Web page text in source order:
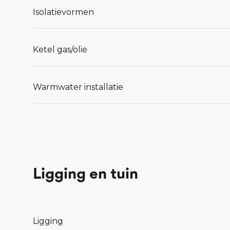
Isolatievormen
Ketel gas/olie
Warmwater installatie
Ligging en tuin
Ligging